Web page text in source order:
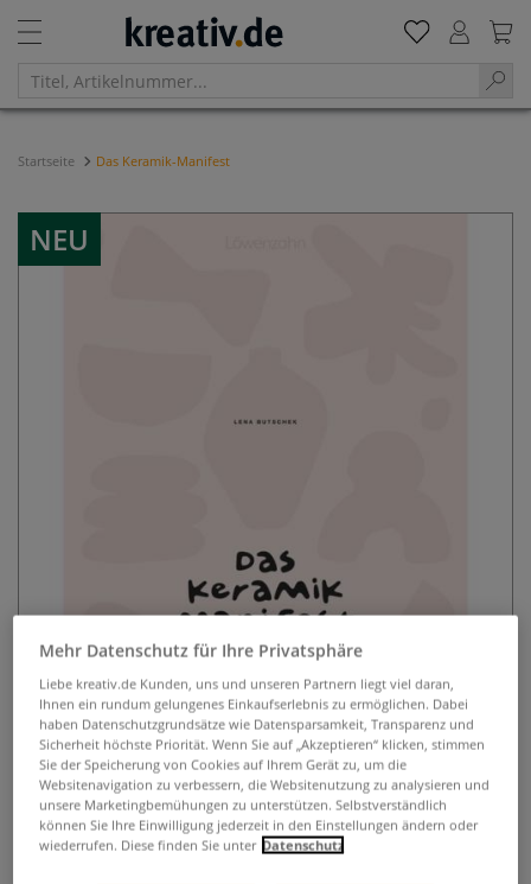
Startseite Das Keramik-Manifest
NEU
Das Keramik-Manifest
0 Bewertungen
Töpfern zwischen Hype und Haltung – Echte Einblicke in
Mehr Datenschutz für Ihre Privatsphäre
Liebe kreativ.de Kunden, uns und unseren Partnern liegt viel daran,
Ihnen ein rundum gelungenes Einkaufserlebnis zu ermöglichen. Dabei
haben Datenschutzgrundsätze wie Datensparsamkeit, Transparenz und
Sicherheit höchste Priorität. Wenn Sie auf „Akzeptieren“ klicken, stimmen
Sie der Speicherung von Cookies auf Ihrem Gerät zu, um die
Websitenavigation zu verbessern, die Websitenutzung zu analysieren und
unsere Marketingbemühungen zu unterstützen. Selbstverständlich
können Sie Ihre Einwilligung jederzeit in den Einstellungen ändern oder
wiederrufen. Diese finden Sie unter Datenschutz